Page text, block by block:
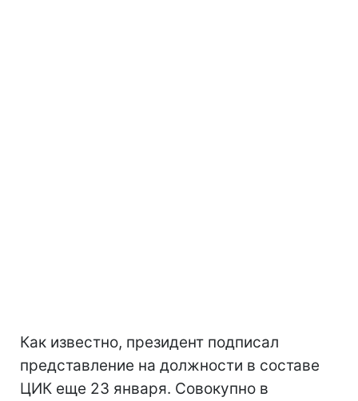
Как известно, президент подписал
представление на должности в составе
ЦИК еще 23 января. Совокупно в